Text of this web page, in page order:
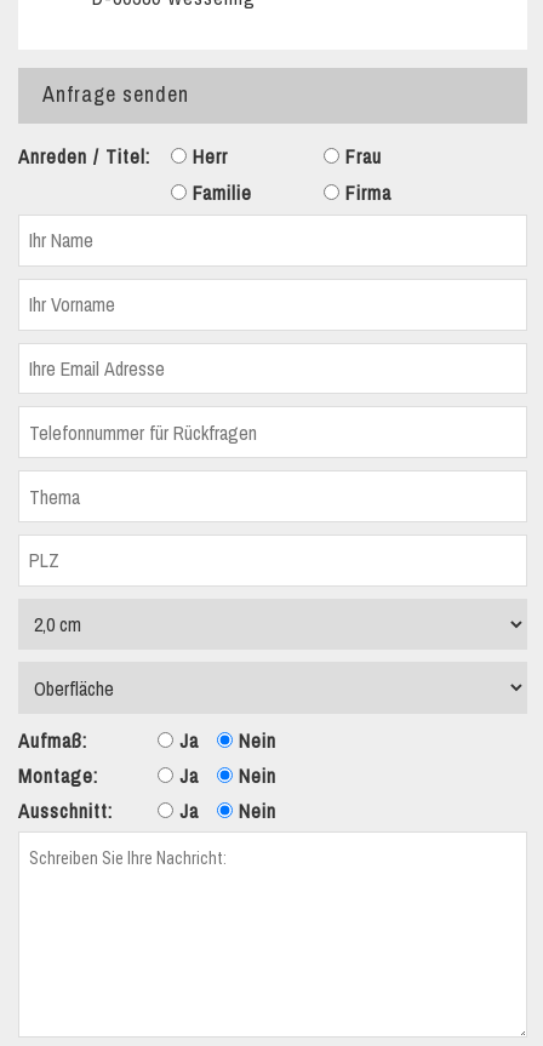
Anfrage senden
Anreden / Titel: Herr
Frau
Familie
Firma
Aufmaß: Ja
Nein
Montage:
Ja
Nein
Ausschnitt:
Ja Nein